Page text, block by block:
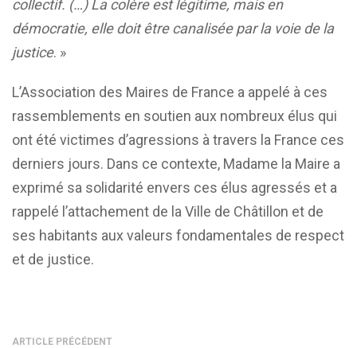
collectif. (…) La colère est légitime, mais en
démocratie, elle doit être canalisée par la voie de la
justice. »
L’Association des Maires de France a appelé à ces
rassemblements en soutien aux nombreux élus qui
ont été victimes d’agressions à travers la France ces
derniers jours. Dans ce contexte, Madame la Maire a
exprimé sa solidarité envers ces élus agressés et a
rappelé l’attachement de la Ville de Châtillon et de
ses habitants aux valeurs fondamentales de respect
et de justice.
ARTICLE PRÉCÉDENT